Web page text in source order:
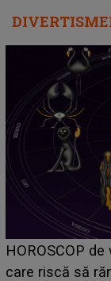
Emanuel a ținut
acum! În fața